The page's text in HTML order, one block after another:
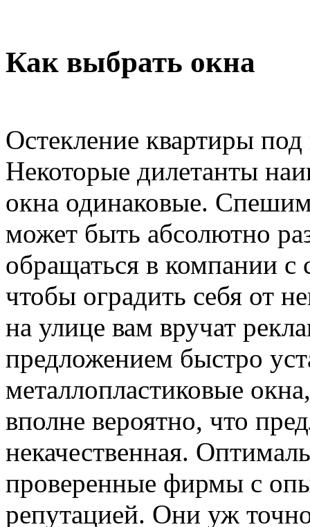
Как выбрать окна
Остекление квартиры под
Некоторые дилетанты
окна одинаковые. Спешим
может быть абсолютно
обращаться в компании с
чтобы оградить себя от
на улице вам вручат
предложением быстро
металлопластиковые
вполне вероятно, что
некачественная.
проверенные фирмы с
репутацией. Они уж